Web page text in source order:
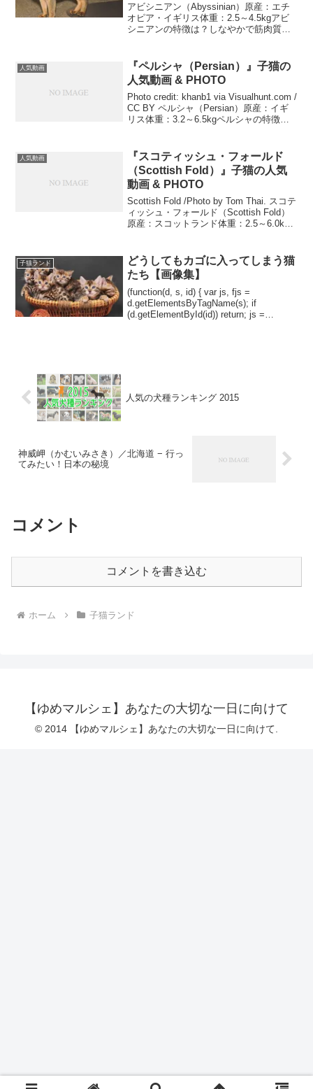
アビシニアン（Abyssinian）原産：エチ
オピア・イギリス体重：2.5～4.5kgアビ
シニアンの特徴は？しなやかで筋肉質な
ンと美しい鳴き声をもつ被毛は一本の毛
が3...
人気動画
『ペルシャ（Persian）』子猫の
人気動画 & PHOTO
Photo credit: khanb1 via Visualhunt.com /
CC BY ペルシャ（Persian）原産：イギ
リス体重：3.2～6.5kgペルシャの特徴
人気動画
『スコティッシュ・フォールド
（Scottish Fold）』子猫の人気
動画 & PHOTO
Scottish Fold /Photo by Tom Thai. スコテ
ィッシュ・フォールド（Scottish Fold）
原産：スコットランド体重：2.5～6.0kg
子猫ランド
どうしてもカゴに入ってしまう猫
たち【画像集】
(function(d, s, id) { var js, fjs =
d.getElementsByTagName(s); if
(d.getElementById(id)) return; js =
人気の犬種ランキング 2015
神威岬（かむいみさき）／北海道 − 行っ
てみたい！日本の秘境
コメント
コメントを書き込む
ホーム 子猫ランド
【ゆめマルシェ】あなたの大切な一日に向けて
© 2014 【ゆめマルシェ】あなたの大切な一日に向けて.